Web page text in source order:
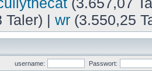
Taler) | wr (3.550,25
username: Passwort: